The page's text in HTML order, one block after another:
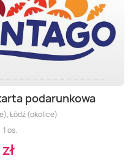
podarunkowa
Łódź (okolice)
1 os.